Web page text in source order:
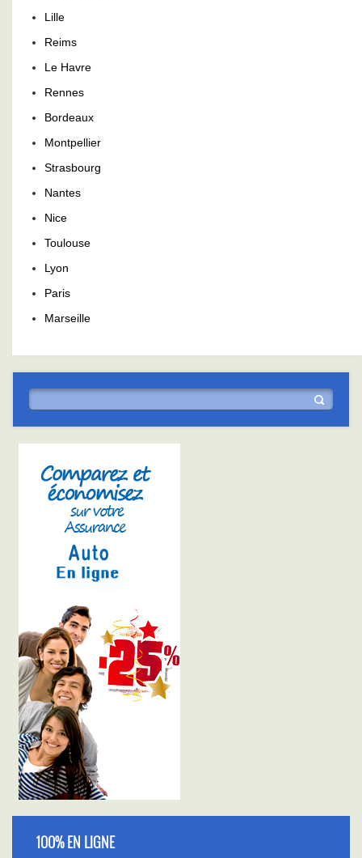
Lille
Reims
Le Havre
Rennes
Bordeaux
Montpellier
Strasbourg
Nantes
Nice
Toulouse
Lyon
Paris
Marseille
100% EN LIGNE